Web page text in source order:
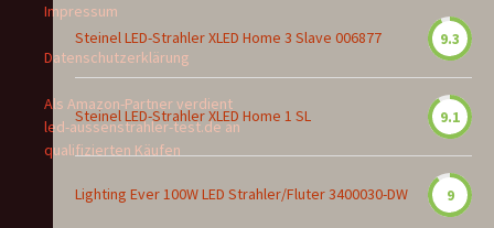
Steinel LED-Strahler XLED Home 3 Slave 006877 9.3
Steinel LED-Strahler XLED Home 1 SL 9.1
Lighting Ever 100W LED Strahler/Fluter 3400030-DW 9
Impressum
Datenschutzerklärung
Als Amazon-Partner verdient
led-aussenstrahler-test.de an
qualifizierten Käufen